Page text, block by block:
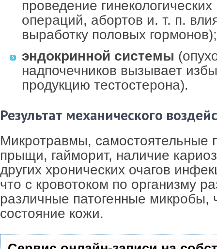
проведение гинекологических
операций, абортов и. т. п.
выработку половых гормонов);
эндокринной системы
надпочечников вызывает
продукцию тестостерона).
Результат механического
Микротравмы, самостоятельные
прыщи, гайморит, наличие
других хронических очагов
что с кровотоком по организму
различные патогенные микробы,
состояние кожи.